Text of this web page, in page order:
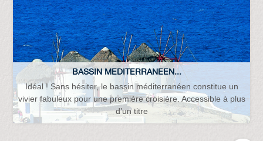
BASSIN MEDITERRANEEN...
Idéal ! Sans hésiter, le bassin méditerranéen constitue un
vivier fabuleux pour une première croisière. Accessible à plus
d’un titre